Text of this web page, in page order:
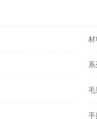
材
系
毛
手